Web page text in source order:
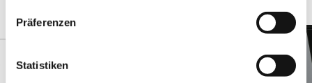
Präferenzen
Statistiken